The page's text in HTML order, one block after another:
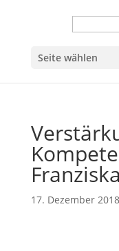
Seite wählen
17. Dezember 2018